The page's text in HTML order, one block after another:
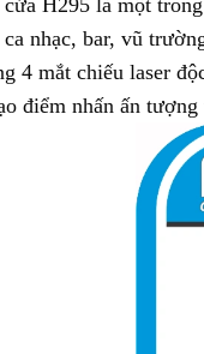
ca nhạc, bar, vũ
4 mắt chiếu laser
điểm nhấn ấn